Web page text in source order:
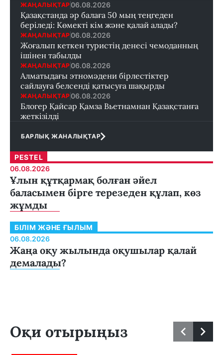
ЖАҢАЛЫҚТАР 06.08.2026
Қазақстанда әр балаға 50 мың теңгеден
беріледі: Көмекті кім және қалай алады?
ЖАҢАЛЫҚТАР 06.08.2026
Жоғалып кеткен туристің денесі чемоданның
ішінен табылды
ЖАҢАЛЫҚТАР 06.08.2026
Алматыдағы этномәдени бірлестіктер
сайлауға белсенді қатысуға шақырды
ЖАҢАЛЫҚТАР 06.08.2026
Блогер Қайсар Қамза Вьетнамнан Қазақстанға
жеткізілді
БАРЛЫҚ ЖАНАЛЫҚТАР
PESTEL
06.08.2026
Ұлын құтқармақ болған әйел
баласымен бірге терезеден құлап, көз
жұмды
БІЛІМ ЖӘНЕ ҒЫЛЫМ
06.08.2026
Жаңа оқу жылында оқушылар қалай
демалады?
Оқи отырыңыз